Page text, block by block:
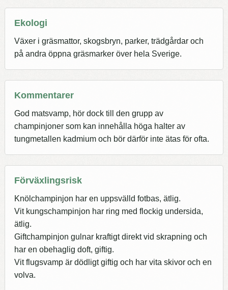
Ekologi
Växer i gräsmattor, skogsbryn, parker, trädgårdar och
på andra öppna gräsmarker över hela Sverige.
Kommentarer
God matsvamp, hör dock till den grupp av
champinjoner som kan innehålla höga halter av
tungmetallen kadmium och bör därför inte ätas för ofta.
Förväxlingsrisk
Knölchampinjon har en uppsvälld fotbas, ätlig.
Vit kungschampinjon har ring med flockig undersida,
ätlig.
Giftchampinjon gulnar kraftigt direkt vid skrapning och
har en obehaglig doft, giftig.
Vit flugsvamp är dödligt giftig och har vita skivor och en
volva.